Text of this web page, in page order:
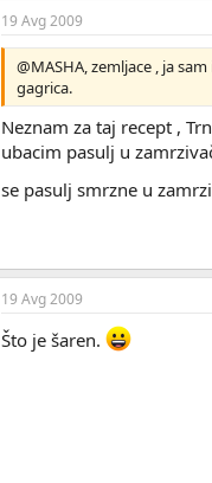
19 Avg 2009
@MASHA, zemljace , ja
gagrica.
Neznam za taj recept ,
ubacim pasulj u
se pasulj smrzne u
19 Avg 2009
Što je šaren.